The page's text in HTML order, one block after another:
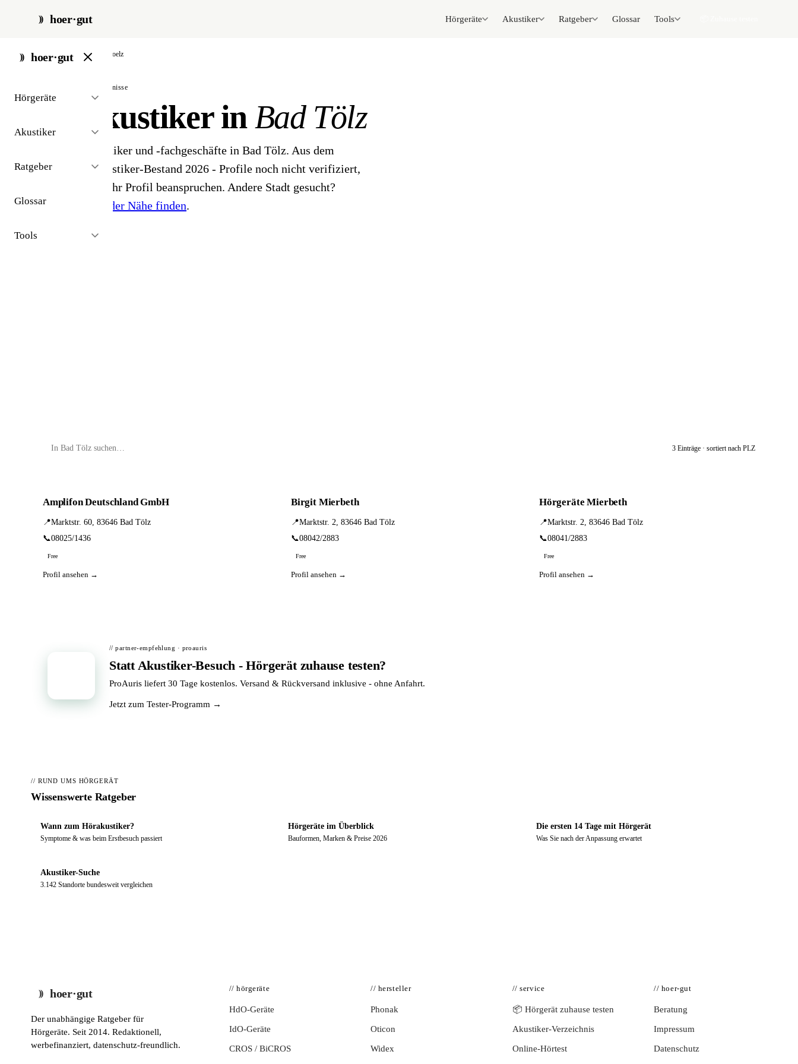
hoer·gut Hörgeräte Akustiker Ratgeber Glossar Tools
hoer·gut
Hörgeräte
Akustiker
Ratgeber
Glossar
Tools
start / akustiker / bad-toelz
// stadt · bad tölz · 3 ergebnisse
Hörakustiker inBad Tölz
3 Hörgeräteakustiker und -fachgeschäfte in Bad Tölz. Aus dem
öffentlichen Akustiker-Bestand 2026 - Profile noch nicht verifiziert,
Inhaber können ihr Profil beanspruchen. Andere Stadt gesucht?
Hörakustiker in der Nähe finden.
3 Einträge · sortiert nach PLZ
Amplifon Deutschland GmbH
📍Marktstr. 60, 83646 Bad Tölz
📞08025/1436
Free
Profil ansehen →
Birgit Mierbeth
📍Marktstr. 2, 83646 Bad Tölz
📞08042/2883
Free
Profil ansehen →
Hörgeräte Mierbeth
📍Marktstr. 2, 83646 Bad Tölz
📞08041/2883
Free
Profil ansehen →
// partner-empfehlung · proauris
Statt Akustiker-Besuch - Hörgerät zuhause testen?
ProAuris liefert 30 Tage kostenlos. Versand & Rückversand inklusive - ohne Anfahrt.
Jetzt zum Tester-Programm →
// RUND UMS HÖRGERÄT
Wissenswerte Ratgeber
Wann zum Hörakustiker?
Symptome & was beim Erstbesuch passiert
Hörgeräte im Überblick
Bauformen, Marken & Preise 2026
Die ersten 14 Tage mit Hörgerät
Was Sie nach der Anpassung erwartet
Akustiker-Suche
3.142 Standorte bundesweit vergleichen
hoer·gut
Der unabhängige Ratgeber für
Hörgeräte. Seit 2014. Redaktionell,
werbefinanziert, datenschutz-freundlich.
// hörgeräte
HdO-Geräte
IdO-Geräte
CROS / BiCROS
// hersteller
Phonak
Oticon
Widex
// service
📦 Hörgerät zuhause testen
Akustiker-Verzeichnis
Online-Hörtest
// hoer-gut
Beratung
Impressum
Datenschutz